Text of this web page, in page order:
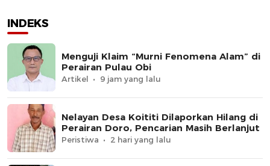
INDEKS
Menguji Klaim “Murni Fenomena Alam” di
Perairan Pulau Obi
Artikel 9 jam yang lalu
Nelayan Desa Koititi Dilaporkan Hilang di
Perairan Doro, Pencarian Masih Berlanjut
Peristiwa 2 hari yang lalu